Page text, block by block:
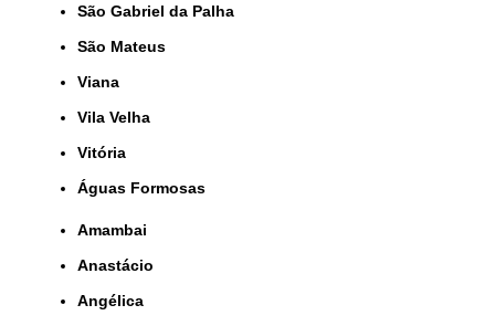
São Gabriel da Palha
São Mateus
Viana
Vila Velha
Vitória
Águas Formosas
Amambai
Anastácio
Angélica